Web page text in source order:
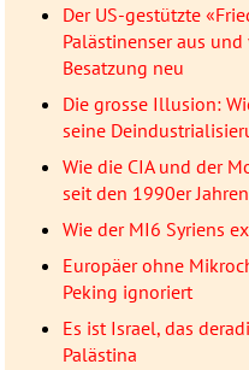
Der US-gestützte
Palästinenser aus
Besatzung neu
Die grosse Illusion:
seine
Wie die CIA und der
seit den 1990er
Wie der MI6 Syriens
Europäer ohne
Peking ignoriert
Es ist Israel, das
Palästina